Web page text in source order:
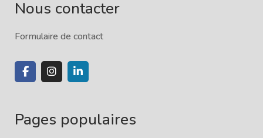
Nous contacter
Formulaire de contact
Pages populaires